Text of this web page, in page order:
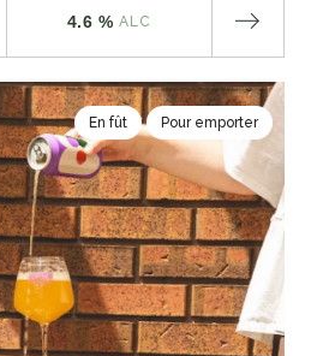
4.6 % ALC
En fût Pour emporter